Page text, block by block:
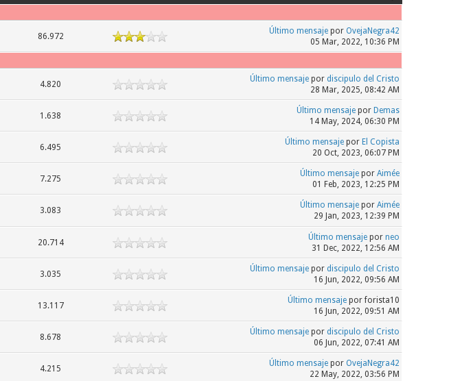
86.972
Último mensajepor OvejaNegra42
05 Mar, 2022, 10:36 PM
4.820
Último mensajepor discipulo del Cristo
28 Mar, 2025, 08:42 AM
1.638
Último mensajepor Demas
14 May, 2024, 06:30 PM
6.495
Último mensajepor El Copista
20 Oct, 2023, 06:07 PM
7.275
Último mensajepor Aimée
01 Feb, 2023, 12:25 PM
3.083
Último mensajepor Aimée
29 Jan, 2023, 12:39 PM
20.714
Último mensajepor neo
31 Dec, 2022, 12:56 AM
3.035
Último mensajepor discipulo del Cristo
16 Jun, 2022, 09:56 AM
13.117
Último mensajepor forista10
16 Jun, 2022, 09:51 AM
8.678
Último mensajepor discipulo del Cristo
06 Jun, 2022, 07:41 AM
4.215
Último mensajepor OvejaNegra42
22 May, 2022, 03:56 PM